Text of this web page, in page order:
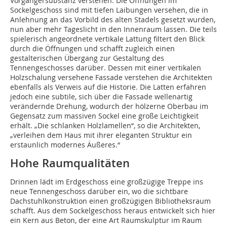
Sockelgeschoss sind mit tiefen Laibungen versehen, die in
Anlehnung an das Vorbild des alten Stadels gesetzt wurden,
nun aber mehr Tageslicht in den Innenraum lassen. Die teils
spielerisch angeordnete vertikale Lattung filtert den Blick
durch die Öffnungen und schafft zugleich einen
gestalterischen Übergang zur Gestaltung des
Tennengeschosses darüber. Dessen mit einer vertikalen
Holzschalung versehene Fassade verstehen die Architekten
ebenfalls als Verweis auf die Historie. Die Latten erfahren
jedoch eine subtile, sich über die Fassade wellenartig
verändernde Drehung, wodurch der hölzerne Oberbau im
Gegensatz zum massiven Sockel eine große Leichtigkeit
erhält. „Die schlanken Holzlamellen“, so die Architekten,
„verleihen dem Haus mit ihrer eleganten Struktur ein
erstaunlich modernes Äußeres.“
Hohe Raumqualitäten
Drinnen lädt im Erdgeschoss eine großzügige Treppe ins
neue Tennengeschoss darüber ein, wo die sichtbare
Dachstuhlkonstruktion einen großzügigen Bibliotheksraum
schafft. Aus dem Sockelgeschoss heraus entwickelt sich hier
ein Kern aus Beton, der eine Art Raumskulptur im Raum